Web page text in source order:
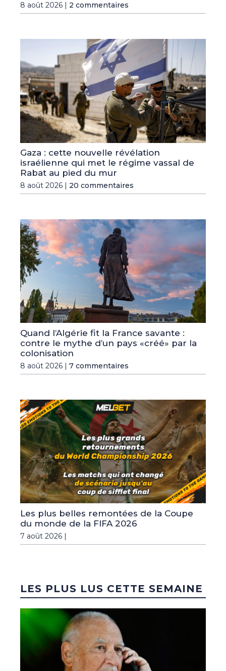
8 août 2026 | 2 commentaires
Gaza : cette nouvelle révélation
israélienne qui met le régime vassal de
Rabat au pied du mur
8 août 2026 | 20 commentaires
Quand l’Algérie fit la France savante :
contre le mythe d’un pays «créé» par la
colonisation
8 août 2026 | 7 commentaires
Les plus belles remontées de la Coupe
du monde de la FIFA 2026
7 août 2026 |
LES PLUS LUS CETTE SEMAINE